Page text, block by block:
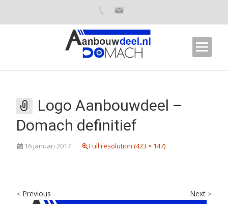
Logo Aanbouwdeel –
Domach definitief
16 januari 2017 Full resolution (423 × 147)
< Previous Next >